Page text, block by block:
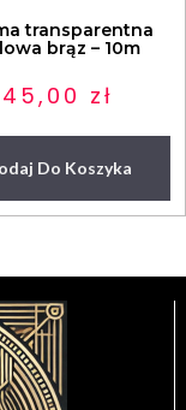
transparentna
brąz – 10m
45,00 zł
Do Koszyka